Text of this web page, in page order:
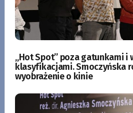
„Hot Spot” poza gatunkami i
klasyfikacjami. Smoczyńska
wyobrażenie o kinie